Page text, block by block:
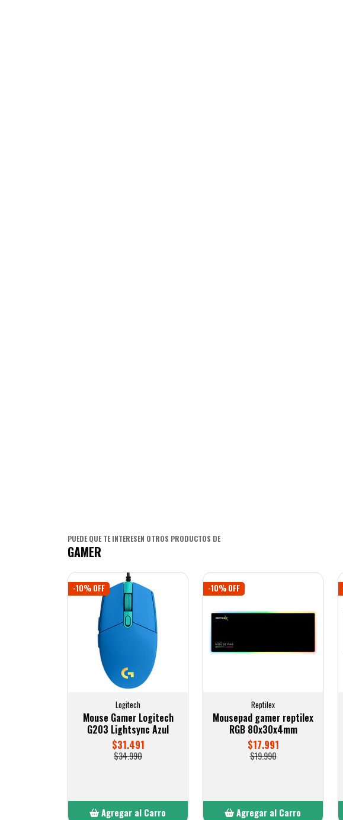
PUEDE QUE TE INTERESEN OTROS PRODUCTOS DE
GAMER
-10% OFF
Logitech
Mouse Gamer Logitech
G203 Lightsync Azul
$31.491
$34.990
Agregar al Carro
-10% OFF
Reptilex
Mousepad gamer reptilex
RGB 80x30x4mm
$17.991
$19.990
Agregar al Carro